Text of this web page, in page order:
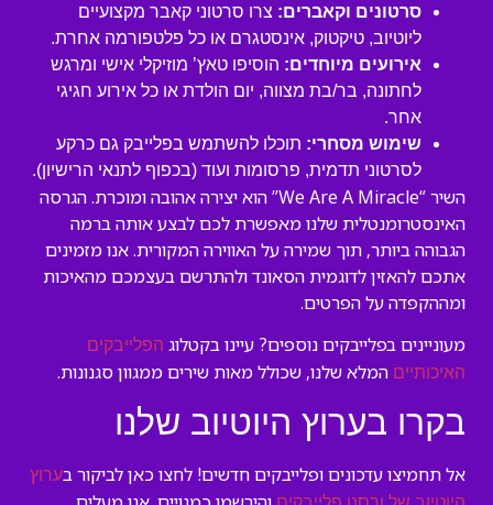
סרטונים וקאברים: צרו סרטוני קאבר מקצועיים
ליוטיוב, טיקטוק, אינסטגרם או כל פלטפורמה אחרת.
אירועים מיוחדים: הוסיפו טאץ’ מוזיקלי אישי ומרגש
לחתונה, בר/בת מצווה, יום הולדת או כל אירוע חגיגי
אחר.
שימוש מסחרי: תוכלו להשתמש בפלייבק גם כרקע
לסרטוני תדמית, פרסומות ועוד (בכפוף לתנאי הרישיון).
השיר “We Are A Miracle” הוא יצירה אהובה ומוכרת. הגרסה
האינסטרומנטלית שלנו מאפשרת לכם לבצע אותה ברמה
הגבוהה ביותר, תוך שמירה על האווירה המקורית. אנו מזמינים
אתכם להאזין לדוגמית הסאונד ולהתרשם בעצמכם מהאיכות
ומההקפדה על הפרטים.
מעוניינים בפלייבקים נוספים? עיינו בקטלוג הפלייבקים
האיכותיים המלא שלנו, שכולל מאות שירים ממגוון סגנונות.
בקרו בערוץ היוטיוב שלנו
אל תחמיצו עדכונים ופלייבקים חדשים! לחצו כאן לביקור בערוץ